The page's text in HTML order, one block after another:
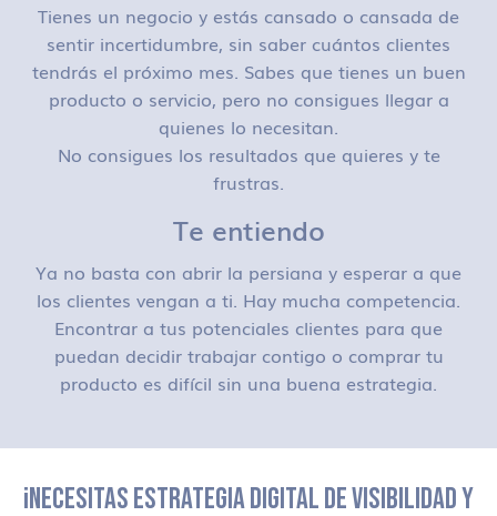
Tienes un negocio y estás cansado o cansada de
sentir incertidumbre, sin saber cuántos clientes
tendrás el próximo mes. Sabes que tienes un buen
producto o servicio, pero no consigues llegar a
quienes lo necesitan.
No consigues los resultados que quieres y te
frustras.
Te entiendo
Ya no basta con abrir la persiana y esperar a que
los clientes vengan a ti. Hay mucha competencia.
Encontrar a tus potenciales clientes para que
puedan decidir trabajar contigo o comprar tu
producto es difícil sin una buena estrategia.
¡NECESITAS ESTRATEGIA DIGITAL DE VISIBILIDAD Y